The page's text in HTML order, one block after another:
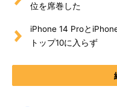
位を席巻した
iPhone 14 Proと
トップ10に入らず